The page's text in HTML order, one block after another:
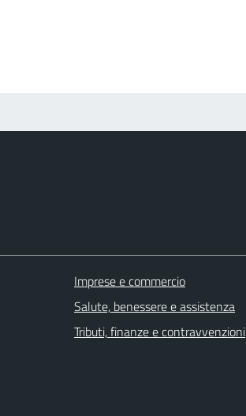
Imprese e commercio
Salute, benessere e assistenza
Tributi, finanze e contravvenzioni